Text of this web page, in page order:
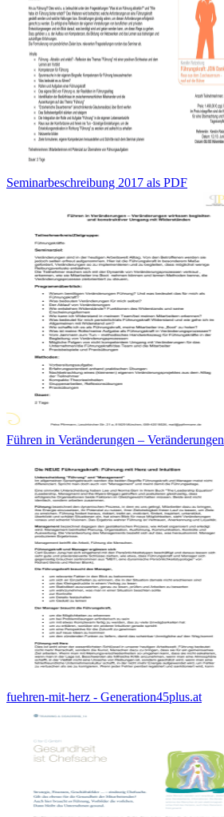
Seminarbeschreibung 2017 als PDF
Führen in Veränderungen – Veränderungen
fuehren-mit-herz - Generation45plus.at